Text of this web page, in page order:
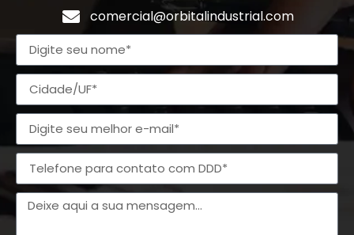
comercial@orbitalindustrial.com